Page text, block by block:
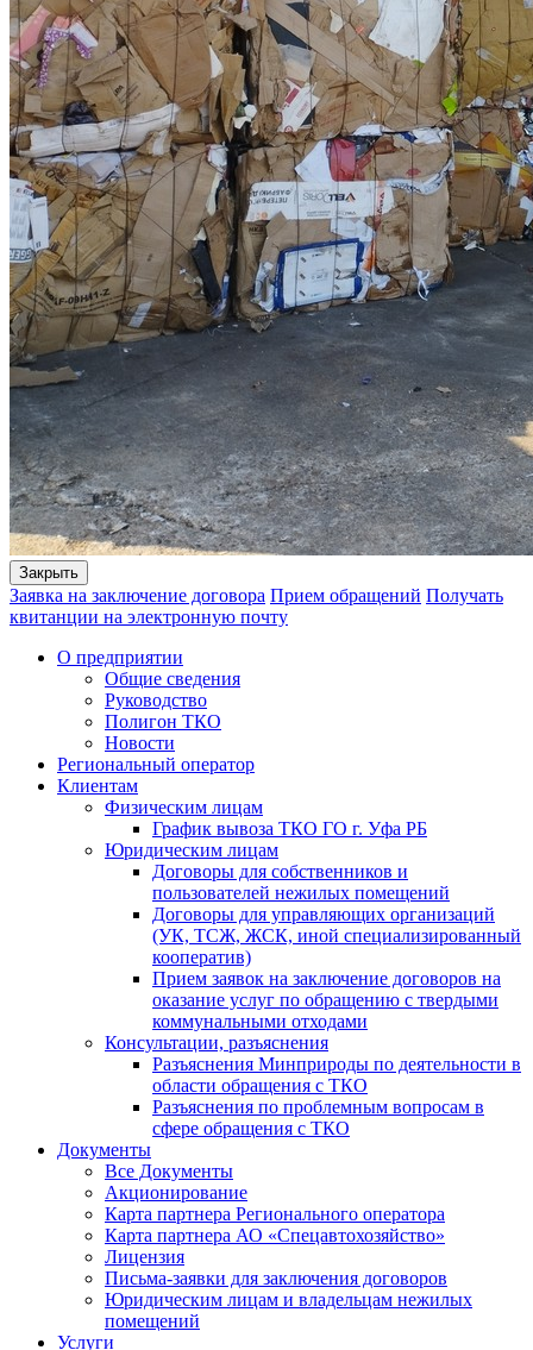
Закрыть
Заявка на заключение договора Прием обращений Получать
квитанции на электронную почту
О предприятии
Общие сведения
Руководство
Полигон ТКО
Новости
Региональный оператор
Клиентам
Физическим лицам
График вывоза ТКО ГО г. Уфа РБ
Юридическим лицам
Договоры для собственников и
пользователей нежилых помещений
Договоры для управляющих организаций
(УК, ТСЖ, ЖСК, иной специализированный
кооператив)
Прием заявок на заключение договоров на
оказание услуг по обращению с твердыми
коммунальными отходами
Консультации, разъяснения
Разъяснения Минприроды по деятельности в
области обращения с ТКО
Разъяснения по проблемным вопросам в
сфере обращения с ТКО
Документы
Все Документы
Акционирование
Карта партнера Регионального оператора
Карта партнера АО «Спецавтохозяйство»
Лицензия
Письма-заявки для заключения договоров
Юридическим лицам и владельцам нежилых
помещений
Услуги